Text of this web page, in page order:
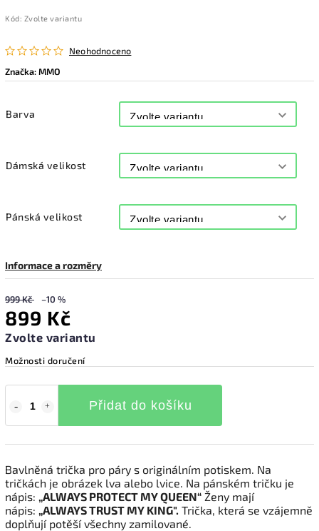
Kód: Zvolte variantu
Neohodnoceno
Značka:MMO
Barva
Dámská velikost
Pánská velikost
Informace a rozměry
999 Kč –10 %
899 Kč
Zvolte variantu
Možnosti doručení
Přidat do košíku
Bavlněná trička pro páry s originálním potiskem. Na
tričkách je obrázek lva alebo lvice. Na pánském tričku je
nápis: „ALWAYS PROTECT MY QUEEN“ Ženy mají
nápis: „ALWAYS TRUST MY KING". Trička, která se vzájemně
doplňují potěší všechny zamilované.